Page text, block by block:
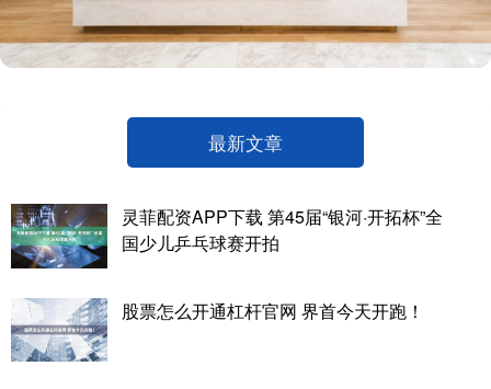
最新文章
灵菲配资APP下载 第45届“银河·开拓杯”全
国少儿乒乓球赛开拍
股票怎么开通杠杆官网 界首今天开跑！